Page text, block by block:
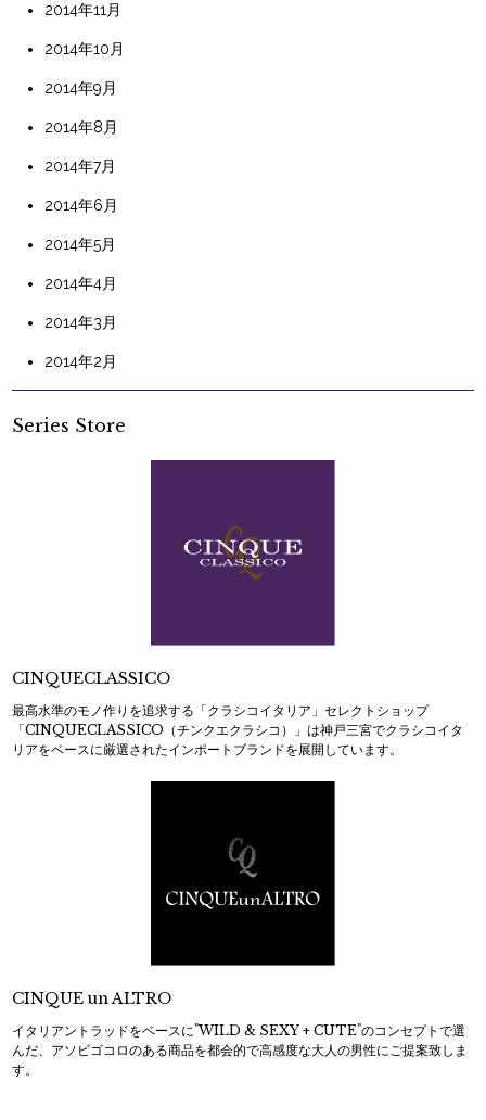
2014年11月
2014年10月
2014年9月
2014年8月
2014年7月
2014年6月
2014年5月
2014年4月
2014年3月
2014年2月
Series Store
CINQUECLASSICO
最高水準のモノ作りを追求する「クラシコイタリア」セレクトショップ
「CINQUECLASSICO（チンクエクラシコ）」は神戸三宮でクラシコイタ
リアをベースに厳選されたインポートブランドを展開しています。
CINQUE un ALTRO
イタリアントラッドをベースに"WILD & SEXY + CUTE"のコンセプトで選
んだ、アソビゴコロのある商品を都会的で高感度な大人の男性にご提案致しま
す。